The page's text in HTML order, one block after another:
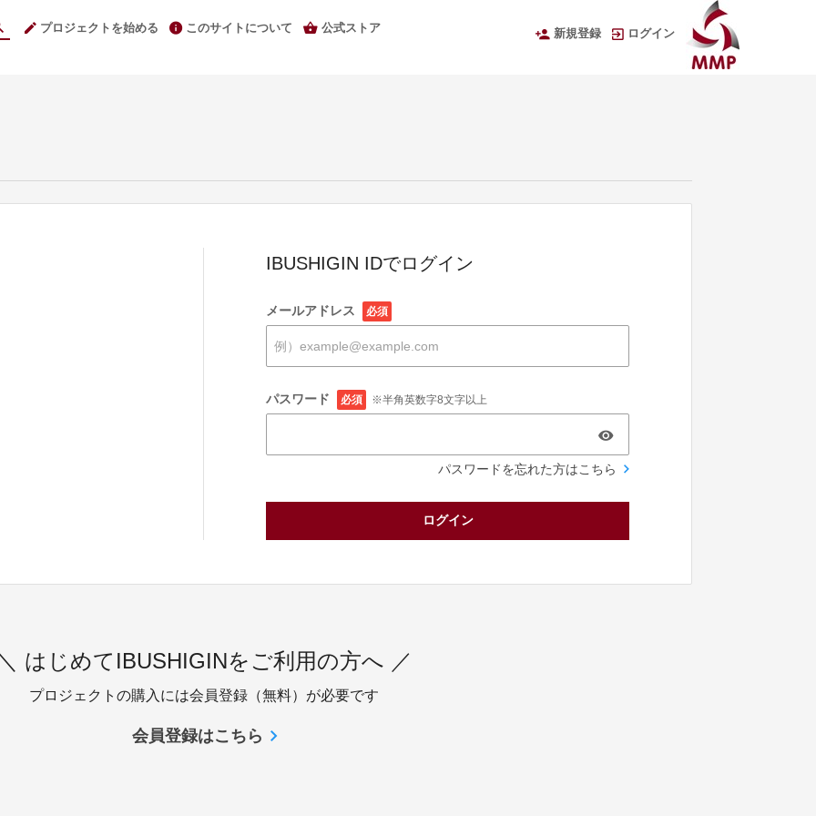
プロジェクトを始める このサイトについて 公式ストア 新規登録 ログイン
IBUSHIGIN IDでログイン
メールアドレス 必須
パスワード 必須 ※半角英数字8文字以上
パスワードを忘れた方はこちら
ログイン
はじめてIBUSHIGINをご利用の方へ ／
プロジェクトの購入には会員登録（無料）が必要です
会員登録はこちら